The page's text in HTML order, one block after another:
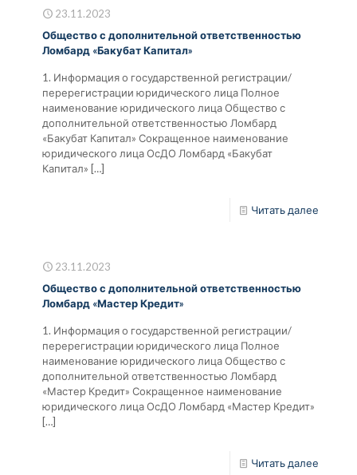
23.11.2023
Общество с дополнительной ответственностью
Ломбард «Бакубат Капитал»
1. Информация о государственной регистрации/
перерегистрации юридического лица Полное
наименование юридического лица Общество с
дополнительной ответственностью Ломбард
«Бакубат Капитал» Сокращенное наименование
юридического лица ОсДО Ломбард «Бакубат
Капитал» […]
Читать далее
23.11.2023
Общество с дополнительной ответственностью
Ломбард «Мастер Кредит»
1. Информация о государственной регистрации/
перерегистрации юридического лица Полное
наименование юридического лица Общество с
дополнительной ответственностью Ломбард
«Мастер Кредит» Сокращенное наименование
юридического лица ОсДО Ломбард «Мастер Кредит»
[…]
Читать далее